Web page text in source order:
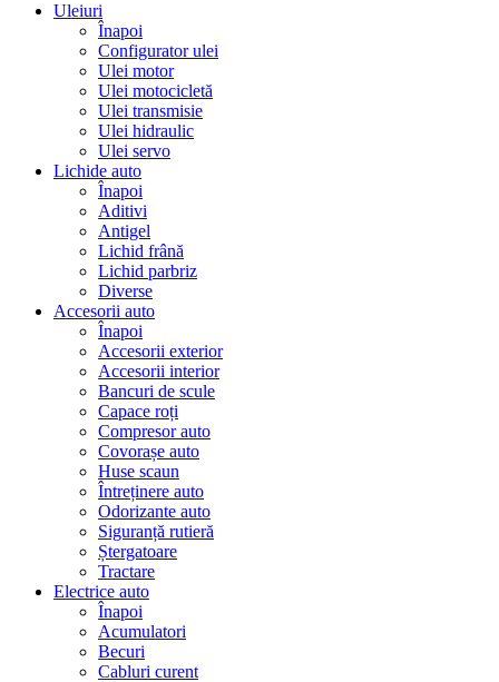
Uleiuri
Înapoi
Configurator ulei
Ulei motor
Ulei motocicletă
Ulei transmisie
Ulei hidraulic
Ulei servo
Lichide auto
Înapoi
Aditivi
Antigel
Lichid frână
Lichid parbriz
Diverse
Accesorii auto
Înapoi
Accesorii exterior
Accesorii interior
Bancuri de scule
Capace roți
Compresor auto
Covorașe auto
Huse scaun
Întreținere auto
Odorizante auto
Siguranță rutieră
Ștergatoare
Tractare
Electrice auto
Înapoi
Acumulatori
Becuri
Cabluri curent